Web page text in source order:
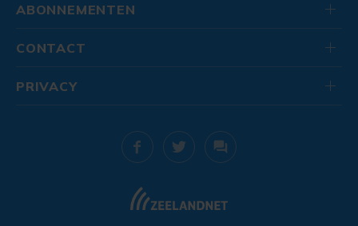
ABONNEMENTEN
CONTACT
PRIVACY